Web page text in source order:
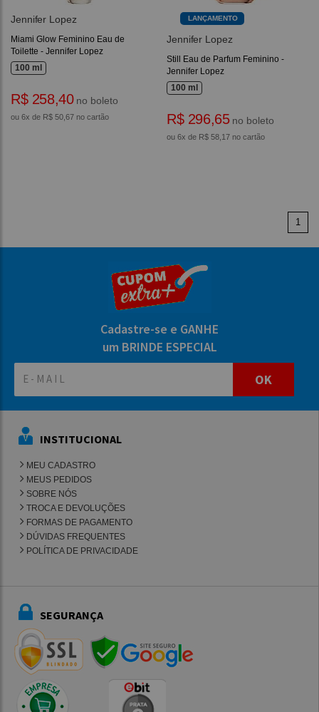
Jennifer Lopez
Miami Glow Feminino Eau de
Toilette - Jennifer Lopez
100 ml
R$ 258,40no boleto
ou 6x de R$ 50,67 no cartão
LANÇAMENTO
Jennifer Lopez
Still Eau de Parfum Feminino -
Jennifer Lopez
100 ml
R$ 296,65no boleto
ou 6x de R$ 58,17 no cartão
1
Cadastre-se e GANHE
um BRINDE ESPECIAL
OK
INSTITUCIONAL
MEU CADASTRO
MEUS PEDIDOS
SOBRE NÓS
TROCA E DEVOLUÇÕES
FORMAS DE PAGAMENTO
DÚVIDAS FREQUENTES
POLÍTICA DE PRIVACIDADE
SEGURANÇA